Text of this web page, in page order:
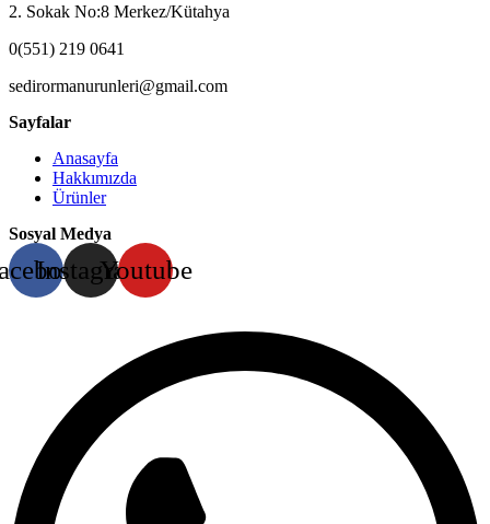
2. Sokak No:8 Merkez/Kütahya
0(551) 219 0641
sedirormanurunleri@gmail.com
Sayfalar
Anasayfa
Hakkımızda
Ürünler
Sosyal Medya
InstagramYoutube